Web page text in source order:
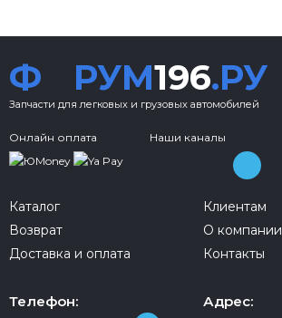
Ф РУМ196.РУ
Запчасти для легковых и грузовых автомобилей
Онлайн оплата Наши каналы
Каталог
Возврат
Доставка и оплата
Клиентам
О компании
Контакты
Телефон: Адрес: